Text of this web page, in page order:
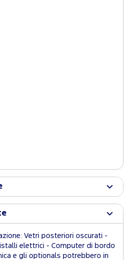
Vetri posteriori oscurati -
elettrici - Computer di bordo
e gli optionals potrebbero in